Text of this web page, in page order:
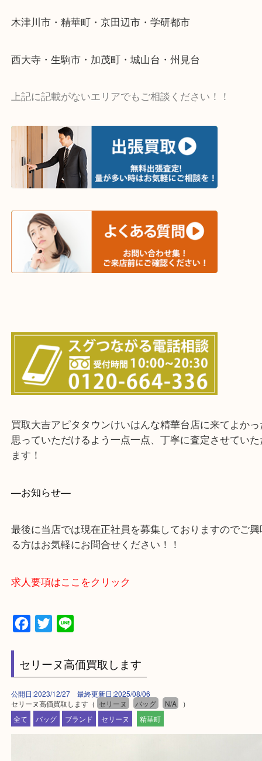
・宅配買取ページ
遅い時間しか家にいない方・商品点数が多い方には
・ご相談はお気軽に
終活・遺品整理・生前整理・断捨離・引っ越し
値段つくものがわからないから何を持っていけばわ
い…
当店ではそういったお困りの方からのご依頼も大歓
・出張買取エリア